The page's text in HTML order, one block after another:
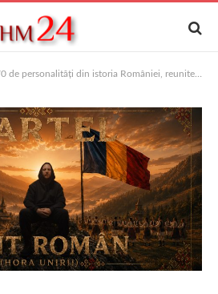
din istoria României, reunite într-un videoclip hip-hop, lansat de Ziua Tricolorului de regizorul Richard Stan (Kartel)